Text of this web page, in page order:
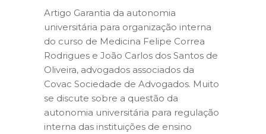
Artigo Garantia da autonomia
universitária para organização interna
do curso de Medicina Felipe Correa
Rodrigues e João Carlos dos Santos de
Oliveira, advogados associados da
Covac Sociedade de Advogados. Muito
se discute sobre a questão da
autonomia universitária para regulação
interna das instituições de ensino